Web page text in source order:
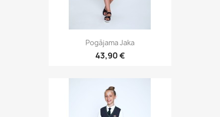
Pogājama Jaka
43,90 €